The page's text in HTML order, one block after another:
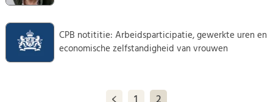
CPB notititie: Arbeidsparticipatie, gewerkte uren en
economische zelfstandigheid van vrouwen